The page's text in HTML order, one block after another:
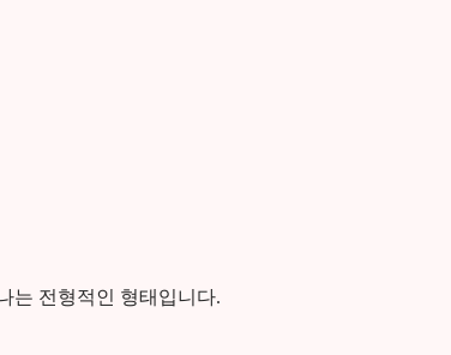
는 전형적인 형태입니다.